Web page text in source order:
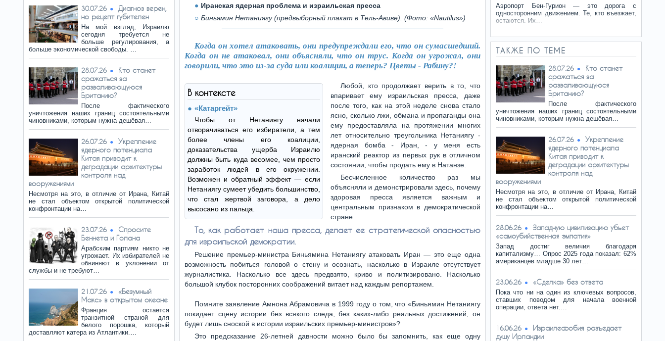
30.07.26
Диагноз верен,
но рецепт губителен
На мой взгляд, Израилю
сегодня требуется не
больше регулирования, а
больше экономической свободы. …
28.07.26
Кто станет
сражаться за
разваливающуюся
Британию?
После фактического
уничтожения наших границ состоятельными
чиновниками, которым нужна дешёвая…
26.07.26
Укрепление
ядерного потенциала
Китая приводит к
деградации архитектуры
контроля над
вооружениями
Несмотря на это, в отличие от Ирана, Китай
не стал объектом открытой политической
конфронтации на…
23.07.26
Спросите
Беннета и Голана
Арабским партиям никто не
угрожает. Их избирателей не
обвиняют в уклонении от
службы и не требуют…
21.07.26
«Безумный
Макс» в открытом океане
Франция остается
транзитной страной для
белого порошка, который
доставляют катера из Атлантики.…
Иранская ядерная проблема и израильская пресса
Биньямин Нетаниягу (предвыборный плакат в Тель-Авиве). (Фото: «Nautilus»)
Когда он хотел атаковать, они предупреждали его, что он сумасшедший.
Когда он не атаковал, они объясняли, что он трус. Когда он угрожал, они
говорили, что это из-за суда или коалиции, а теперь? Цветы - Рабину?!
В контексте
«Катаргейт»
…Чтобы от Нетаниягу начали
отворачиваться его избиратели, а тем
более члены его коалиции,
доказательства ущерба Израилю
должны быть куда весомее, чем просто
заработок людей в его окружении.
Возможен и обратный эффект — если
Нетаниягу сумеет убедить большинство,
что стал жертвой заговора, а дело
высосано из пальца.
Любой, кто продолжает верить в то, что
впаривает ему израильская пресса, даже
после того, как на этой неделе снова стало
ясно, сколько лжи, обмана и пропаганды она
ему предоставляла на протяжении многих
лет относительно треугольника Нетаниягу -
ядерная бомба - Иран, - у меня есть
иранский реактор из первых рук в отличном
состоянии, чтобы продать ему в Натанзе.
Бесчисленное количество раз мы
объясняли и демонстрировали здесь, почему
здоровая пресса является важным и
центральным признаком в демократической
стране.
То, как работает наша пресса, делает ее стратегической опасностью
для израильской демократии.
Решение премьер-министра Биньямина Нетаниягу атаковать Иран — это еще одна
возможность побиться головой о стену и осознать, насколько в Израиле отсутствует
журналистика. Насколько все здесь предвзято, криво и политизировано. Насколько
большой клубок посторонних соображений витает над каждым репортажем.
Помните заявление Амнона Абрамовича в 1999 году о том, что «Биньямин Нетаниягу
покидает сцену истории без всякого следа, без каких-либо реальных достижений, он
будет лишь сноской в истории израильских премьер-министров»?
Это предсказание 26-летней давности можно было бы запомнить, как еще одну
Аэропорт Бен-Гурион — это дорога с
односторонним движением. Те, кто въезжает,
остаются. Их…
ТАКЖЕ ПО ТЕМЕ
28.07.26
Кто станет
сражаться за
разваливающуюся
Британию?
После фактического
уничтожения наших границ состоятельными
чиновниками, которым нужна дешёвая…
26.07.26
Укрепление
ядерного потенциала
Китая приводит к
деградации архитектуры
контроля над
вооружениями
Несмотря на это, в отличие от Ирана, Китай
не стал объектом открытой политической
конфронтации на…
28.06.26
Западную цивилизацию убьет
«самоубийственная эмпатия»
Запад достиг величия благодаря
капитализму… Опрос 2025 года показал: 62%
американцев младше 30 лет…
23.06.26 «Сделка» без ответа
Пока что ни на один из ключевых вопросов,
ставших поводом для начала военной
операции, ответа нет.…
16.06.26
Израилефобия разъедает
душу Ирландии